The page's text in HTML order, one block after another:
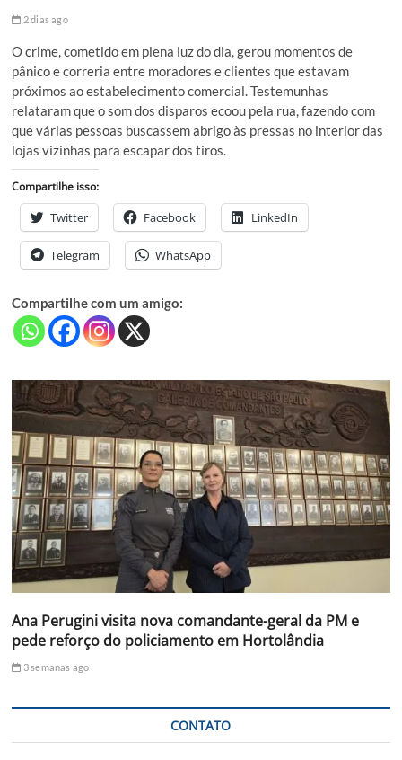
2 dias ago
O crime, cometido em plena luz do dia, gerou momentos de
pânico e correria entre moradores e clientes que estavam
próximos ao estabelecimento comercial. Testemunhas
relataram que o som dos disparos ecoou pela rua, fazendo com
que várias pessoas buscassem abrigo às pressas no interior das
lojas vizinhas para escapar dos tiros.
Compartilhe isso:
Twitter Facebook LinkedIn
Telegram WhatsApp
Compartilhe com um amigo:
Ana Perugini visita nova comandante-geral da PM e
pede reforço do policiamento em Hortolândia
3 semanas ago
CONTATO